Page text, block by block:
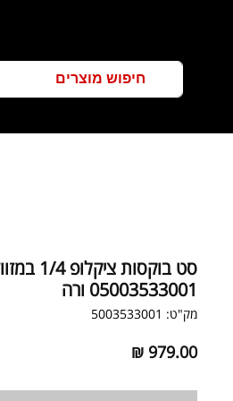
סט בוקסות
05003533001 ורה
מק"ט: 5003533001